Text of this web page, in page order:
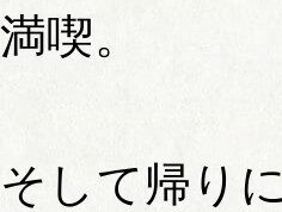
満喫。
そして帰り